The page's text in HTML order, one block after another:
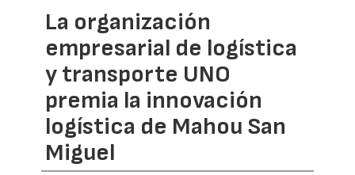
La organización
empresarial de logística
y transporte UNO
premia la innovación
logística de Mahou San
Miguel